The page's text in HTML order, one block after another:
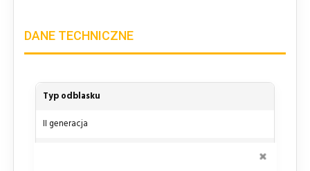
DANE TECHNICZNE
Typ odblasku
II generacja